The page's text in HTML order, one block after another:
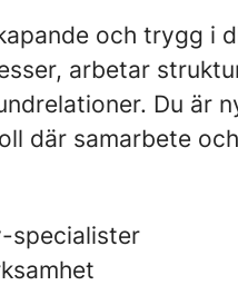
och trygg i
arbetar
Du är
där samarbete och
specialister